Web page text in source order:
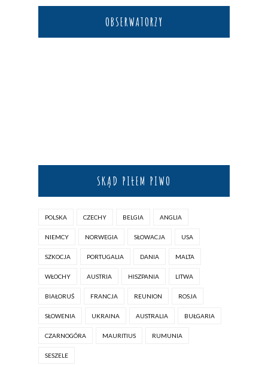
OBSERWATORZY
SKĄD PIŁEM PIWO
POLSKA CZECHY BELGIA ANGLIA
NIEMCY NORWEGIA SŁOWACJA USA
SZKOCJA PORTUGALIA DANIA MALTA
WŁOCHY AUSTRIA HISZPANIA LITWA
BIAŁORUŚ FRANCJA REUNION ROSJA
SŁOWENIA UKRAINA AUSTRALIA BUŁGARIA
CZARNOGÓRA MAURITIUS RUMUNIA
SESZELE